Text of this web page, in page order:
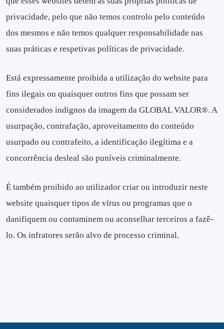
privacidade, pelo que não temos controlo pelo conteúdo
dos mesmos e não temos qualquer responsabilidade nas
suas práticas e respetivas políticas de privacidade.
Está expressamente proibida a utilização do website para
fins ilegais ou quaisquer outros fins que possam ser
considerados indignos da imagem da GLOBAL VALOR®. A
usurpação, contrafação, aproveitamento do conteúdo
usurpado ou contrafeito, a identificação ilegítima e a
concorrência desleal são puníveis criminalmente.
É também proibido ao utilizador criar ou introduzir neste
website quaisquer tipos de vírus ou programas que o
danifiquem ou contaminem ou aconselhar terceiros a fazê-
lo. Os infratores serão alvo de processo criminal.